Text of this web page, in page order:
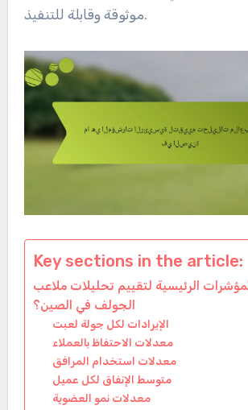
موثوقة وقابلة للتنفيذ.
Key sections in the article:
الرئيسية لتقييم تحليلات ملاعب
الجولف في الصين؟
الإيرادات لكل جولة لعبت
معدلات الاحتفاظ بالعملاء
معدلات استخدام المرافق
متوسط الإنفاق لكل عميل
معدلات نمو العضوية